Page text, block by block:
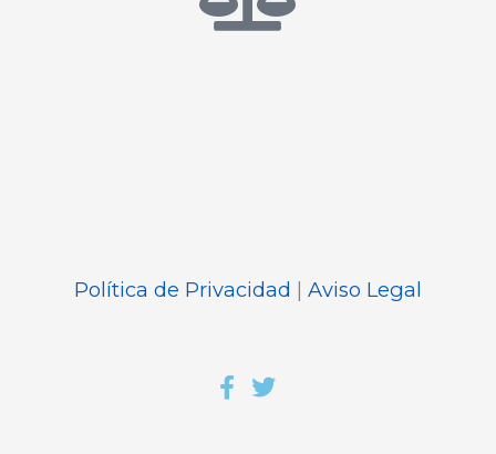
Política de Privacidad | Aviso Legal